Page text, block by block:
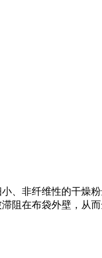
、非纤维性的干燥
阻在布袋外壁，从而